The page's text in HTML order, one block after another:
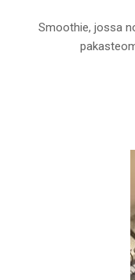
Smoothie, jossa